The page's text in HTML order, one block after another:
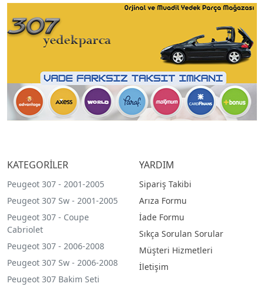
KATEGORİLER
Peugeot 307 - 2001-2005
Peugeot 307 Sw - 2001-2005
Peugeot 307 - Coupe
Cabriolet
Peugeot 307 - 2006-2008
Peugeot 307 Sw - 2006-2008
Peugeot 307 Bakim Seti
YARDIM
Sipariş Takibi
Arıza Formu
İade Formu
Sıkça Sorulan Sorular
Müşteri Hizmetleri
İletişim